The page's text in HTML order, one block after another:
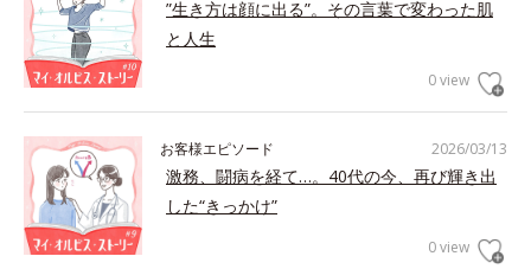
”生き方は顔に出る”。その言葉で変わった肌
と人生
0 view
2026/03/13
お客様エピソード
激務、闘病を経て…。40代の今、再び輝き出
した“きっかけ”
0 view